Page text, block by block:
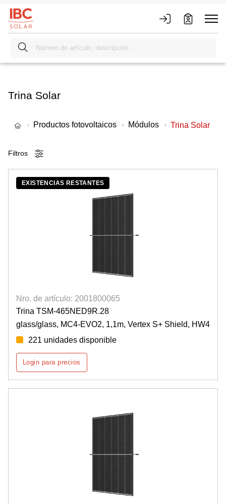
Trina Solar
Productos fotovoltaicos Módulos Trina Solar
Filtros
EXISTENCIAS RESTANTES
Nro. de artículo: 2001800065
Trina TSM-465NED9R.28
glass/glass, MC4-EVO2, 1,1m, Vertex S+ Shield, HW4
221 unidades disponible
Login para precios